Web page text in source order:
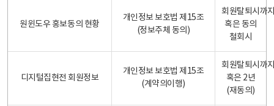
원윈도우 홍보동의 현황
개인정보 보호법 제15조
(정보주체 동의)
회원탈퇴시까
혹은 동의
철회시
디지털집현전 회원정보
개인정보 보호법 제15조
(계약의이행)
회원탈퇴시까
혹은 2년
(재동의)